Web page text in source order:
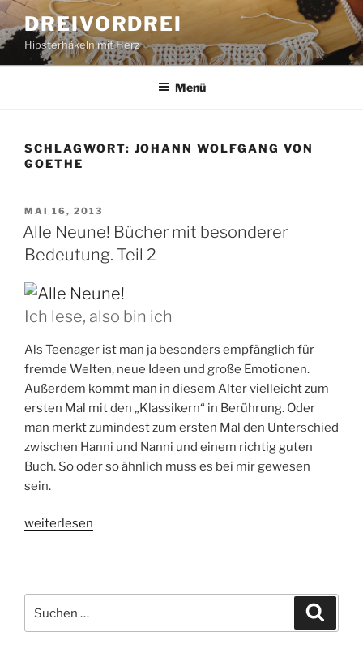
Zum
Inhalt
springen
DREIVORDREI
Hipsterhäkeln mit Herz
Menü
SCHLAGWORT: JOHANN WOLFGANG VON
GOETHE
VERÖFFENTLICHT
AM
MAI 16, 2013
Alle Neune! Bücher mit besonderer
Bedeutung. Teil 2
Ich lese, also bin ich
Als Teenager ist man ja besonders empfänglich für
fremde Welten, neue Ideen und große Emotionen.
Außerdem kommt man in diesem Alter vielleicht zum
ersten Mal mit den „Klassikern“ in Berührung. Oder
man merkt zumindest zum ersten Mal den Unterschied
zwischen Hanni und Nanni und einem richtig guten
Buch. So oder so ähnlich muss es bei mir gewesen
sein.
„Alle
Bedeutung.
weiterlesen
nach: